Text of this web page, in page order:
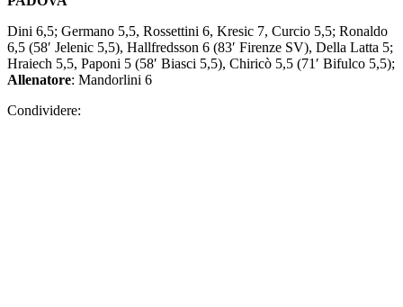
Hraiech 5,5, Paponi 5 (58′ Biasci 5,5), Chiricò 5,5 (71′ Bifulco 5,5);
Allenatore: Mandorlini 6
Condividere: